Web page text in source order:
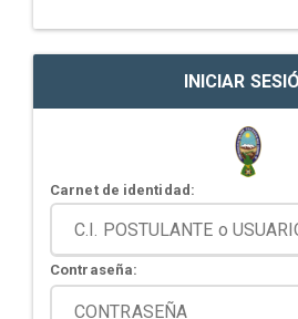
INICIAR
Carnet de identidad:
Contraseña: